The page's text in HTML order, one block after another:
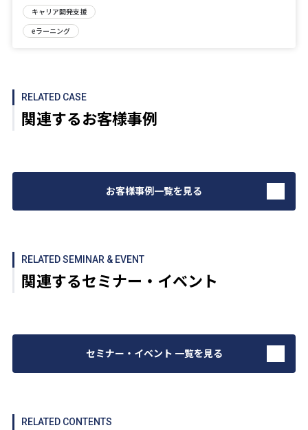
管理職・マネジャー
キャリア開発支援
eラーニング
RELATED CASE
関連するお客様事例
お客様事例一覧を見る
RELATED SEMINAR & EVENT
関連するセミナー・イベント
セミナー・イベント 一覧を見る
RELATED CONTENTS